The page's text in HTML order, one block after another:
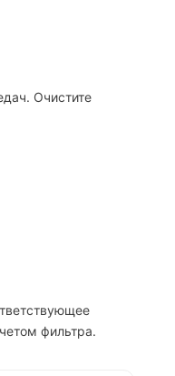
Очистите
фильтра.